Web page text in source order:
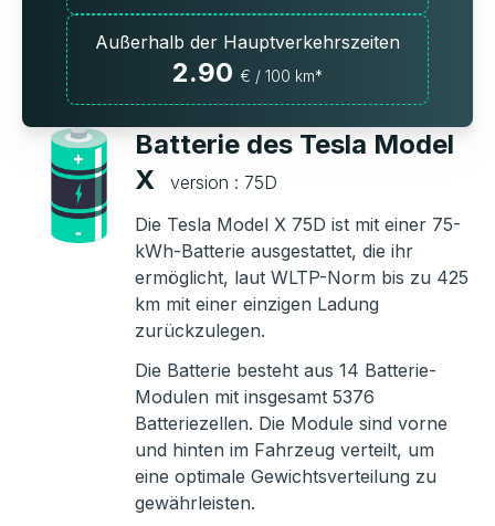
Außerhalb der Hauptverkehrszeiten
2.90 € / 100 km*
Batterie des Tesla Model
X
version : 75D
Die Tesla Model X 75D ist mit einer 75-
kWh-Batterie ausgestattet, die ihr
ermöglicht, laut WLTP-Norm bis zu 425
km mit einer einzigen Ladung
zurückzulegen.
Die Batterie besteht aus 14 Batterie-
Modulen mit insgesamt 5376
Batteriezellen. Die Module sind vorne
und hinten im Fahrzeug verteilt, um
eine optimale Gewichtsverteilung zu
gewährleisten.